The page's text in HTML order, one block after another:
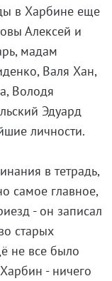
в Харбине еще
Алексей и
мадам
Валя Хан,
Володя
Эдуард
личности.
в тетрадь,
самое главное,
- он записал
старых
не все было
- ничего